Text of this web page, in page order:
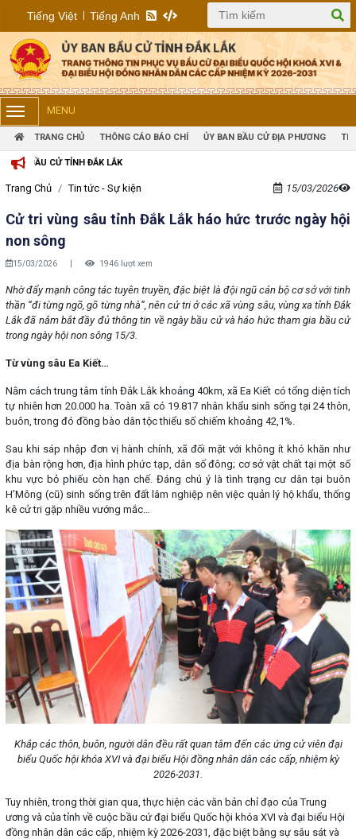
Tiếng Việt Tiếng Anh
MENU
TRANG CHỦ THÔNG CÁO BÁO CHÍ ỦY BAN BẦU CỬ ĐỊA PHƯƠNG
LẮK
Trang Chủ Tin tức - Sự kiện 15/03/2026
Cử tri vùng sâu tỉnh Đắk Lắk háo hức trước ngày hội
non sông
15/03/2026 1946 lượt xem
Nhờ đẩy mạnh công tác tuyên truyền, đặc biệt là đội ngũ cán bộ cơ sở với tinh
thần “đi từng ngõ, gõ từng nhà”, nên cử tri ở các xã vùng sâu, vùng xa tỉnh Đắk
Lắk đã nắm bắt đầy đủ thông tin về ngày bầu cử và háo hức tham gia bầu cử
trong ngày hội non sông 15/3.
Từ vùng sâu Ea Kiết…
Nằm cách trung tâm tỉnh Đắk Lắk khoảng 40km, xã Ea Kiết có tổng diện tích
tự nhiên hơn 20.000 ha. Toàn xã có 19.817 nhân khẩu sinh sống tại 24 thôn,
buôn, trong đó đồng bào dân tộc thiểu số chiếm khoảng 42,1%.
Sau khi sáp nhập đơn vị hành chính, xã đối mặt với không ít khó khăn như
địa bàn rộng hơn, địa hình phức tạp, dân số đông; cơ sở vật chất tại một số
khu vực bỏ phiếu còn hạn chế. Đáng chú ý là tình trạng cư dân tại buôn
H’Mông (cũ) sinh sống trên đất lâm nghiệp nên việc quản lý hộ khẩu, thống
kê cử tri gặp nhiều vướng mắc…
Khắp các thôn, buôn, người dân đều rất quan tâm đến các ứng cử viên đại
biểu Quốc hội khóa XVI và đại biểu Hội đồng nhân dân các cấp, nhiệm kỳ
2026-2031.
Tuy nhiên, trong thời gian qua, thực hiện các văn bản chỉ đạo của Trung
ương và của tỉnh về cuộc bầu cử đại biểu Quốc hội khóa XVI và đại biểu Hội
đồng nhân dân các cấp, nhiệm kỳ 2026-2031, đặc biệt bằng sự sâu sát và